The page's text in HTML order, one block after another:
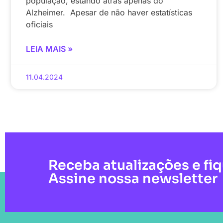
Alzheimer. Apesar de não haver estatísticas
oficiais
LEIA MAIS »
11.04.2024
Receba atualizações e
Assine nossa newsletter